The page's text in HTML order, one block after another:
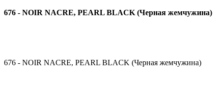
676 - NOIR NACRE, PEARL BLACK (Черная жемчужина)
676 - NOIR NACRE, PEARL BLACK (Черная жемчужина)